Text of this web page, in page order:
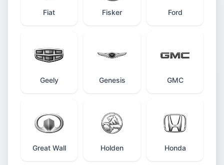
Fiat Fisker Ford
Geely Genesis GMC
Great Wall Holden Honda